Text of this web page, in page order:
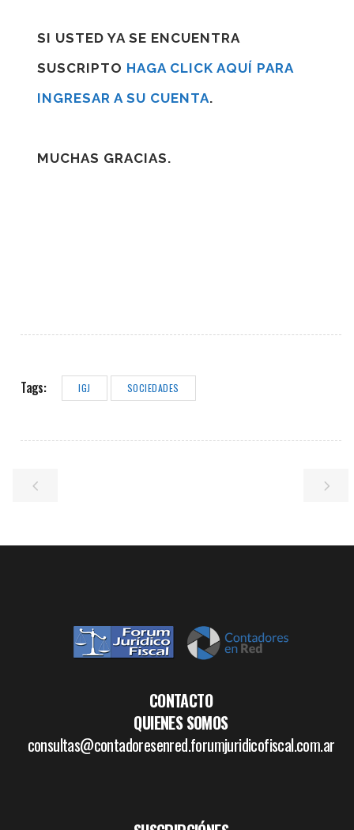
SI USTED YA SE ENCUENTRA
SUSCRIPTO HAGA CLICK AQUÍ PARA
INGRESAR A SU CUENTA.
MUCHAS GRACIAS.
Tags: IGJ SOCIEDADES
CONTACTO
QUIENES SOMOS
consultas@contadoresenred.forumjuridicofiscal.com.ar